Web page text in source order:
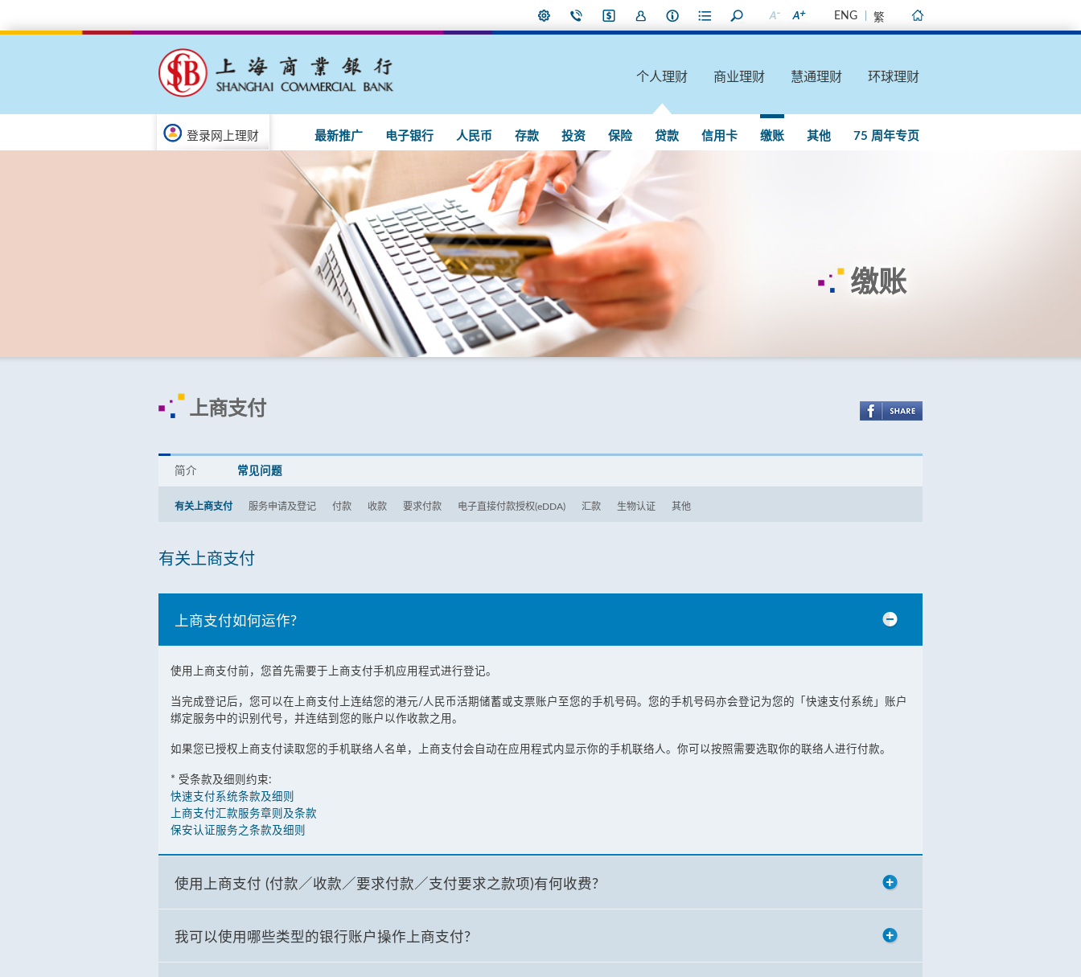
ENG 繁
登录网上理财
个人理财 商业理财 慧通理财 环球理财
最新推广 电子银行 人民币 存款 投资 保险 贷款 信用卡 缴账 其他 75 周年专页
缴账
上商支付
简介 常见问题
有关上商支付 服务申请及登记 付款 收款 要求付款 电子直接付款授权(eDDA) 汇款 生物认证 其他
有关上商支付
上商支付如何运作?
使用上商支付前，您首先需要于上商支付手机应用程式进行登记。
当完成登记后，您可以在上商支付上连结您的港元/人民币活期储蓄或支票账户至您的手机号码。您的手机号码亦会登记为您的「快速支付系统」账户
绑定服务中的识别代号，并连结到您的账户以作收款之用。
如果您已授权上商支付读取您的手机联络人名单，上商支付会自动在应用程式内显示你的手机联络人。你可以按照需要选取你的联络人进行付款。
* 受条款及细则约束:
快速支付系统条款及细则
上商支付汇款服务章则及条款
保安认证服务之条款及细则
使用上商支付 (付款／收款／要求付款／支付要求之款项)有何收费?
我可以使用哪些类型的银行账户操作上商支付?